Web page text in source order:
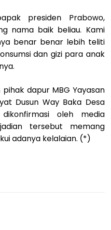
presiden Prabowo,
nama baik beliau. Kami
benar benar lebih teliti
dan gizi para anak
dapur MBG Yayasan
Dusun Way Baka Desa
oleh media
tersebut memang
adanya kelalaian. (*)